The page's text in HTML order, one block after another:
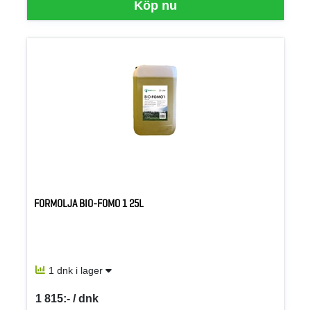
Köp nu
FORMOLJA BIO-FOMO 1 25L
1 dnk i lager
1 815:- / dnk
SEK per DNK